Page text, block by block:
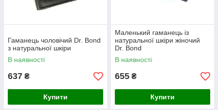
Гаманець чоловічий Dr. Bond
з натуральної шкіри
В наявності
637 ₴
Купити
Маленький гаманець із
натуральної шкіри жіночий
Dr. Bond
В наявності
655 ₴
Купити